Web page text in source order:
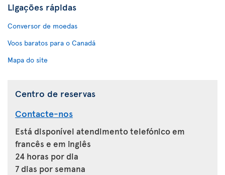
Ligações rápidas
Conversor de moedas
Voos baratos para o Canadá
Mapa do site
Centro de reservas
Contacte-nos
Está disponível atendimento telefónico em
francês e em inglês
24 horas por dia
7 dias por semana